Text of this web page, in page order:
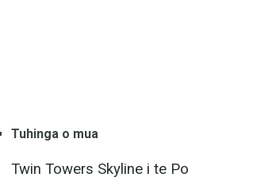
Tuhinga o mua
Twin Towers Skyline i te Po